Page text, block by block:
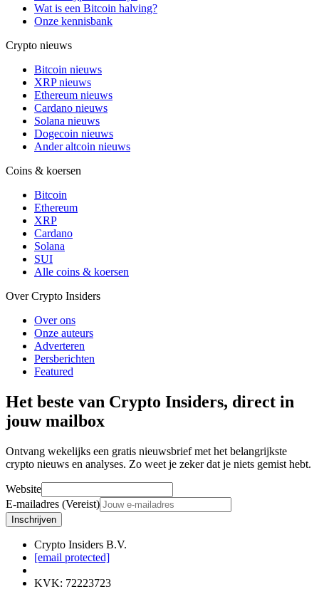
Wat is een Bitcoin halving?
Onze kennisbank
Crypto nieuws
Bitcoin nieuws
XRP nieuws
Ethereum nieuws
Cardano nieuws
Solana nieuws
Dogecoin nieuws
Ander altcoin nieuws
Coins & koersen
Bitcoin
Ethereum
XRP
Cardano
Solana
SUI
Alle coins & koersen
Over Crypto Insiders
Over ons
Onze auteurs
Adverteren
Persberichten
Featured
Het beste van Crypto Insiders, direct in
jouw mailbox
Ontvang wekelijks een gratis nieuwsbrief met het belangrijkste
crypto nieuws en analyses. Zo weet je zeker dat je niets gemist hebt.
Website
E-mailadres (Vereist)
Inschrijven
Crypto Insiders B.V.
[email protected]
KVK: 72223723